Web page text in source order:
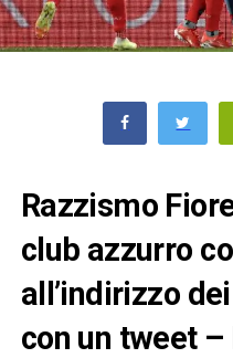
Razzismo
club azzurro
all’indirizzo
con un tweet –